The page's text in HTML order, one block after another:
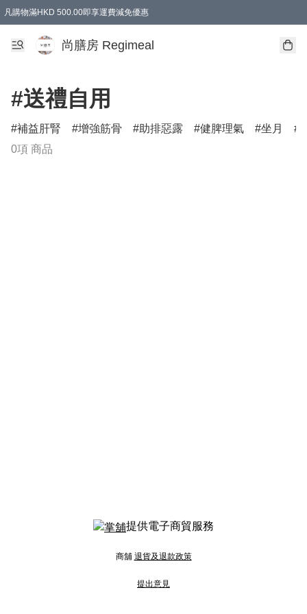
凡購物滿HKD 500.00即享運費減免優惠
尚膳房 Regimeal
#送禮自用
補益肝腎 增強筋骨 助排惡露 健脾理氣 坐月
0項 商品
提供電子商貿服務
商舖 退貨及退款政策
提出意見